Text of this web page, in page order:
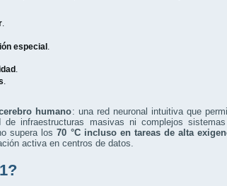
especial
.
humano: una red neuronal intuitiva que
infraestructuras masivas ni complejos
supera los70 °C incluso en tareas de alta
activa en centros de datos.